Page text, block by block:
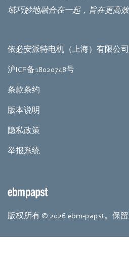
域巧妙地融合在一起，旨在更高
依必安派特电机（上海）有限公司
沪ICP备18020748号
条款条约
版本说明
隐私政策
举报系统
版权所有 © 2026 ebm-papst。保留